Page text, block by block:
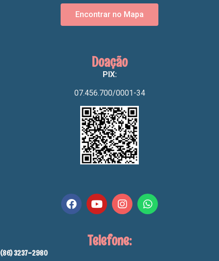
Encontrar no Mapa
Doação
PIX:
07.456.700/0001-34
Telefone:
(86) 3237-2980